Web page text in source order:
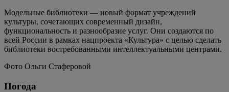
Модельные библиотеки — новый формат учреждений
культуры, сочетающих современный дизайн,
функциональность и разнообразие услуг. Они создаются по
всей России в рамках нацпроекта «Культура» с целью сделать
библиотеки востребованными интеллектуальными центрами.
Фото Ольги Стаферовой
Погода